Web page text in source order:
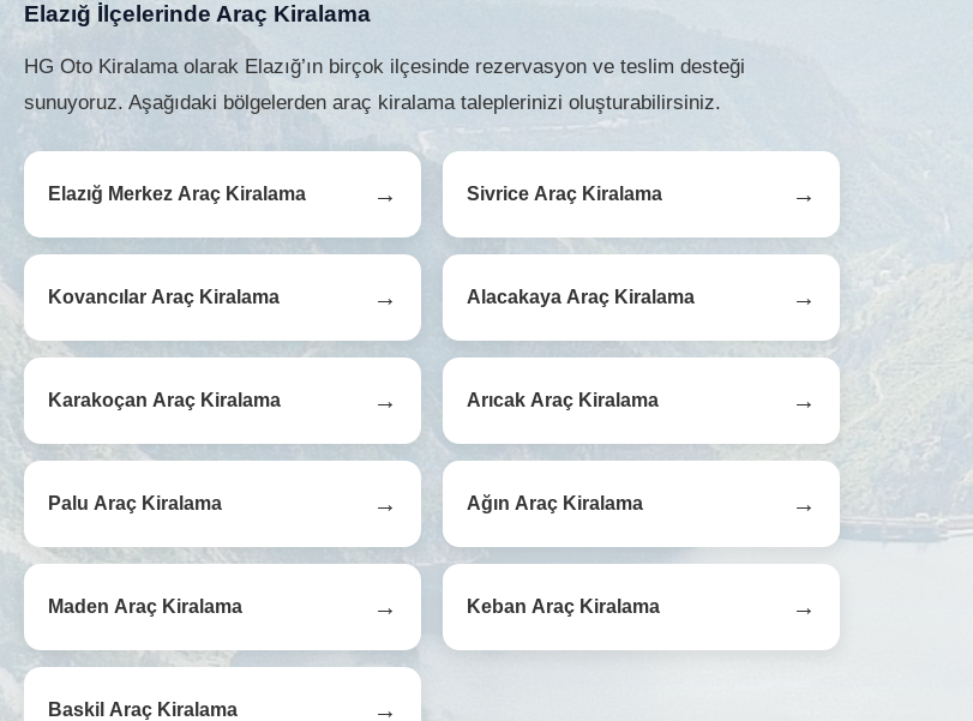
Elazığ İlçelerinde Araç Kiralama
HG Oto Kiralama olarak Elazığ’ın birçok ilçesinde rezervasyon ve teslim desteği
sunuyoruz. Aşağıdaki bölgelerden araç kiralama taleplerinizi oluşturabilirsiniz.
Elazığ Merkez Araç Kiralama →
Kovancılar Araç Kiralama →
Karakoçan Araç Kiralama →
Palu Araç Kiralama →
Maden Araç Kiralama →
Baskil Araç Kiralama →
Sivrice Araç Kiralama →
Alacakaya Araç Kiralama →
Arıcak Araç Kiralama →
Ağın Araç Kiralama →
Keban Araç Kiralama →